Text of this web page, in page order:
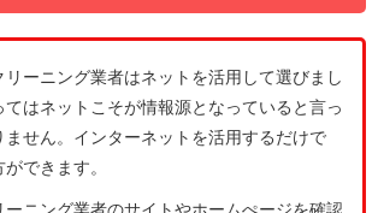
リーニング業者はネットを活用して選びまし
てはネットこそが情報源となっていると言っ
ません。インターネットを活用するだけで
できます。